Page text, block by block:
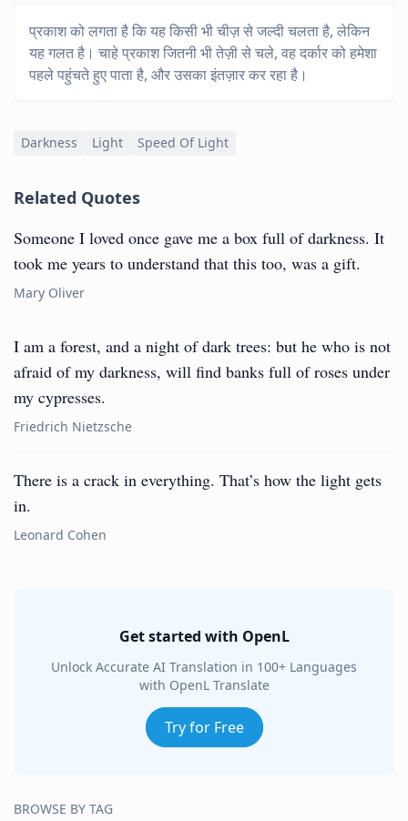
प्रकाश को लगता है कि यह किसी भी चीज़ से जल्दी चलता है, लेकिन
यह गलत है। चाहे प्रकाश जितनी भी तेज़ी से चले, वह दर्कार को हमेशा
पहले पहुंचते हुए पाता है, और उसका इंतज़ार कर रहा है।
Darkness Light Speed Of Light
Related Quotes
Someone I loved once gave me a box full of darkness. It
took me years to understand that this too, was a gift.
Mary Oliver
I am a forest, and a night of dark trees: but he who is not
afraid of my darkness, will find banks full of roses under
my cypresses.
Friedrich Nietzsche
There is a crack in everything. That’s how the light gets
in.
Leonard Cohen
Get started with OpenL
Unlock Accurate AI Translation in 100+ Languages
with OpenL Translate
Try for Free
BROWSE BY TAG